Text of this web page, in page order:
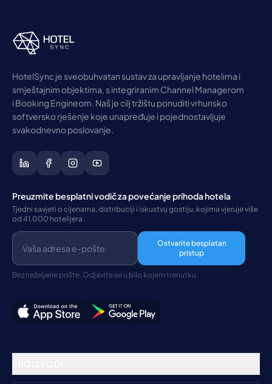
HotelSync je sveobuhvatan sustav za upravljanje hotelima i
smještajnim objektima, s integriranim Channel Managerom
i Booking Engineom. Naš je cilj tržištu ponuditi vrhunsko
softversko rješenje koje unapređuje i pojednostavljuje
svakodnevno poslovanje.
Preuzmite besplatni vodič za povećanje prihoda hotela
Tjedni savjeti o cijenama, distribuciji i iskustvu gostiju, kojima vjeruje više
od 41.000 hotelijera.
Ostvarite besplatan
pristup
Bez neželjene pošte. Odjavite se u bilo kojem trenutku.